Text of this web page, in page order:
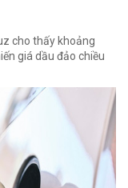
cho thấy khoảng
giá dầu đảo chiều